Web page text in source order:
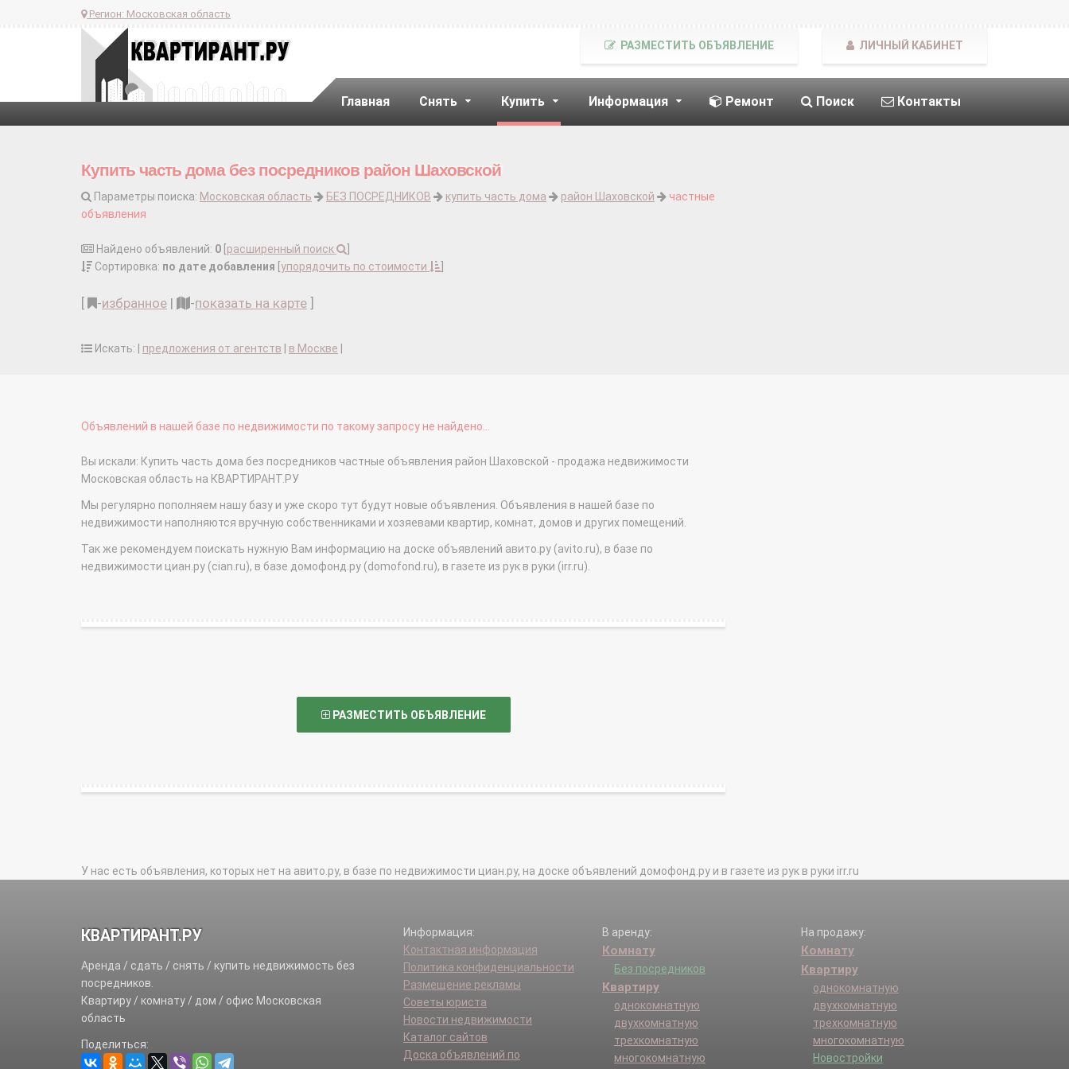
Регион: Московская область
Главная Снять Купить Информация Ремонт Поиск Контакты
РАЗМЕСТИТЬ ОБЪЯВЛЕНИЕ ЛИЧНЫЙ КАБИНЕТ
Купить часть дома без посредников район Шаховской
Параметры поиска: Московская область БЕЗ ПОСРЕДНИКОВ купить часть дома район Шаховской
частные
объявления
Найдено объявлений: 0 расширенный поиск
Сортировка: по дате добавления упорядочить по стоимости
-избранное | -показать на карте
Искать: | предложения от агентств в Москве
Объявлений в нашей базе по недвижимости по такому запросу не найдено...
Вы искали: Купить часть дома без посредников частные объявления район Шаховской - продажа недвижимости
Московская область на КВАРТИРАНТ.РУ
Мы регулярно пополняем нашу базу и уже скоро тут будут новые объявления. Объявления в нашей базе по
недвижимости наполняются вручную собственниками и хозяевами квартир, комнат, домов и других помещений.
Так же рекомендуем поискать нужную Вам информацию на доске объявлений авито.ру (avito.ru), в базе по
недвижимости циан.ру (cian.ru), в базе домофонд.ру (domofond.ru), в газете из рук в руки (irr.ru).
РАЗМЕСТИТЬ ОБЪЯВЛЕНИЕ
У нас есть объявления, которых нет на авито.ру, в базе по недвижимости циан.ру, на доске объявлений домофонд.ру и в газете из рук в руки irr.ru
КВАРТИРАНТ.РУ
Аренда / сдать / снять / купить недвижимость без
посредников.
Квартиру / комнату / дом / офис Московская
область
Поделиться:
Информация:
Контактная информация
Политика конфиденциальности
Размещение рекламы
Советы юриста
Новости недвижимости
Каталог сайтов
Доска объявлений по
В аренду:
Комнату
Без посредников
Квартиру
однокомнатную
двухкомнатную
трехкомнатную
многокомнатную
На продажу:
Комнату
Квартиру
однокомнатную
двухкомнатную
трехкомнатную
многокомнатную
Новостройки